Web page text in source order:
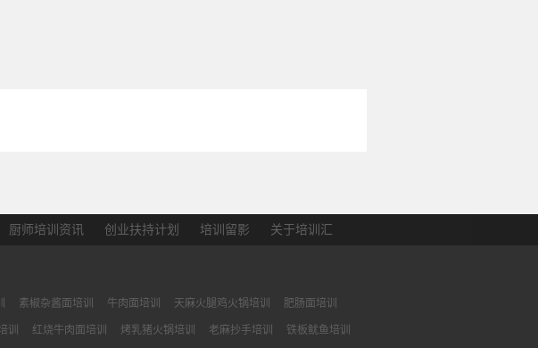
厨师培训资讯 创业扶持计划 培训留影 关于培训汇
素椒杂酱面培训 牛肉面培训 天麻火腿鸡火锅培训 肥肠面培训
训 红烧牛肉面培训 烤乳猪火锅培训 老麻抄手培训 铁板鱿鱼培训